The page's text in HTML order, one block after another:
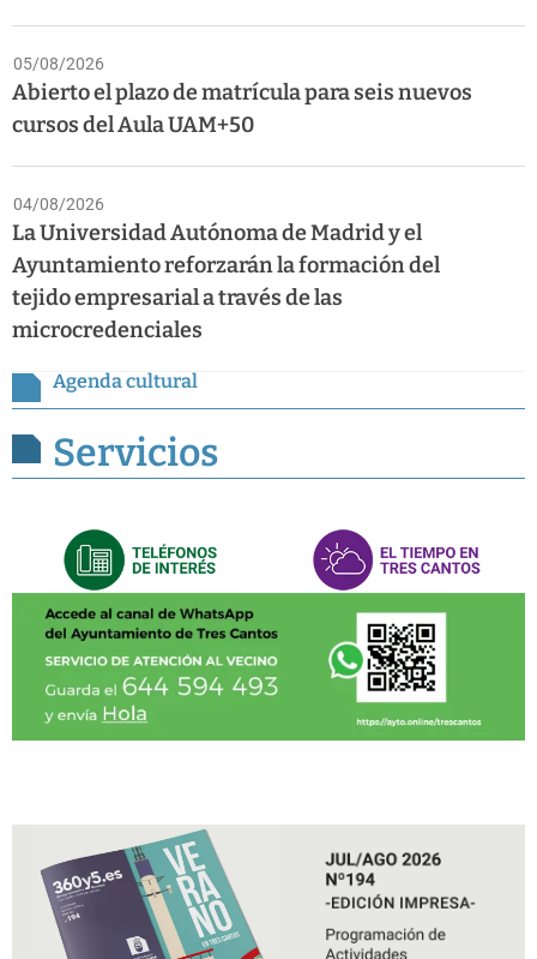
05/08/2026
Abierto el plazo de matrícula para seis nuevos
cursos del Aula UAM+50
04/08/2026
La Universidad Autónoma de Madrid y el
Ayuntamiento reforzarán la formación del
tejido empresarial a través de las
microcredenciales
Agenda cultural
Servicios